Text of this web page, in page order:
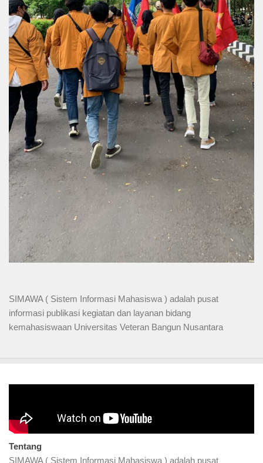
SIMAWA ( Sistem Informasi Mahasiswa ) adalah pusat
informasi publikasi kegiatan dan layanan bidang
kemahasiswaan Universitas Veteran Bangun Nusantara
Tentang
SIMAWA ( Sistem Informasi Mahasiswa ) adalah pusat